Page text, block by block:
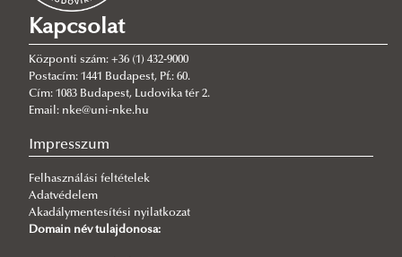
Lovarda
Vívóterem
Szárnyépület
További sportlétesítmények
Sportpark
Lászlóffy Woldemár Hidrometriai Mérőtelep
Geodéziai Mérőtelep
Könyvtár
Sportlétesítmények
Kapcsolat
Központi szám: +36 (1) 432-9000
Postacím: 1441 Budapest, Pf.: 60.
Cím: 1083 Budapest, Ludovika tér 2.
Email: nke@uni-nke.hu
Impresszum
Felhasználási feltételek
Adatvédelem
Akadálymentesítési nyilatkozat
Domain név tulajdonosa: